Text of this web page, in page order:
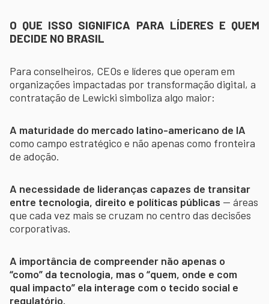
O QUE ISSO SIGNIFICA PARA LÍDERES E QUEM
DECIDE NO BRASIL
Para conselheiros, CEOs e líderes que operam em
organizações impactadas por transformação digital, a
contratação de Lewicki simboliza algo maior:
A maturidade do mercado latino-americano de IA
como campo estratégico e não apenas como fronteira
de adoção.
A necessidade de lideranças capazes de transitar
entre tecnologia, direito e políticas públicas — áreas
que cada vez mais se cruzam no centro das decisões
corporativas.
A importância de compreender não apenas o
“como” da tecnologia, mas o “quem, onde e com
qual impacto” ela interage com o tecido social e
regulatório.